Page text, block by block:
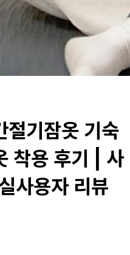
절기잠옷 기숙
착용 후기 | 사
사용자 리뷰